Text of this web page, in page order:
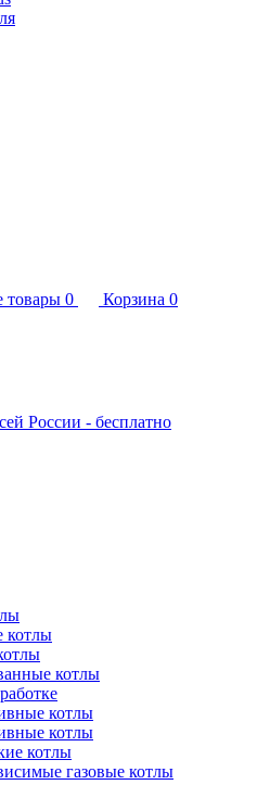
товары 0 Корзина 0
России - бесплатно
котлы
котлы
котлы
котлы
котлы
газовые котлы